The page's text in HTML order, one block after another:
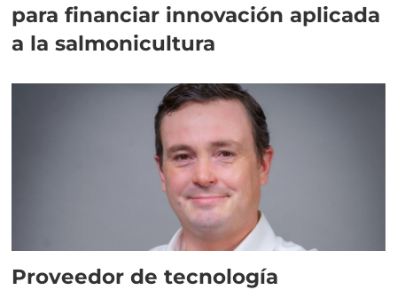
para financiar innovación aplicada
a la salmonicultura
Proveedor de tecnología